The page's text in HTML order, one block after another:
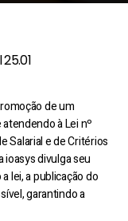
de um
à Lei nº
Salarial e de Critérios
divulga seu
lei, a publicação do
garantindo a